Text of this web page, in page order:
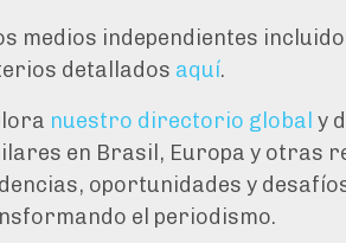
medios independientes
detallados aquí.
nuestro directorio global y
en Brasil, Europa y otras
oportunidades y
el periodismo.